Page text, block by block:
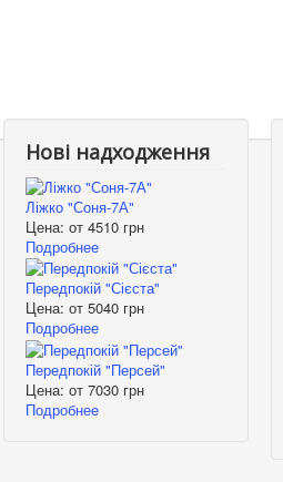
Нові надходження
Ліжко "Соня-7А"
Цена: от4510 грн
Подробнее
Передпокій "Сієста"
Цена: от5040 грн
Подробнее
Передпокій "Персей"
Цена: от7030 грн
Подробнее